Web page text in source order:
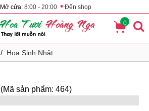
Mở cửa: 8:00 - 20:00 • Đến shop
0
/ Hoa Sinh Nhật
(Mã sản phẩm: 464)